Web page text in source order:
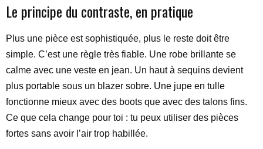
Le principe du contraste, en pratique
Plus une pièce est sophistiquée, plus le reste doit être
simple. C’est une règle très fiable. Une robe brillante se
calme avec une veste en jean. Un haut à sequins devient
plus portable sous un blazer sobre. Une jupe en tulle
fonctionne mieux avec des boots que avec des talons fins.
Ce que cela change pour toi : tu peux utiliser des pièces
fortes sans avoir l’air trop habillée.